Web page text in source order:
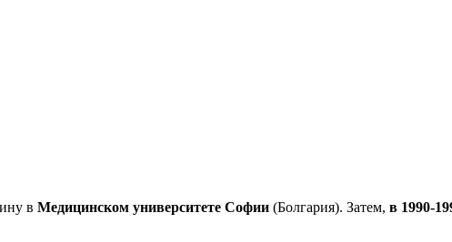
в Медицинском университете Софии (Болгария). Затем, в 1990-